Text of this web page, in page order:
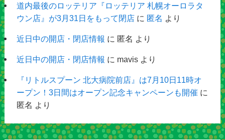
道内最後のロッテリア『ロッテリア 札幌オーロラタ
ウン店』が3月31日をもって閉店に 匿名 より
近日中の開店・閉店情報 に 匿名 より
近日中の開店・閉店情報 に mavisより
『リトルスプーン 北大病院前店』は7月10日11時オ
ープン！3日間はオープン記念キャンペーンも開催 に
匿名 より